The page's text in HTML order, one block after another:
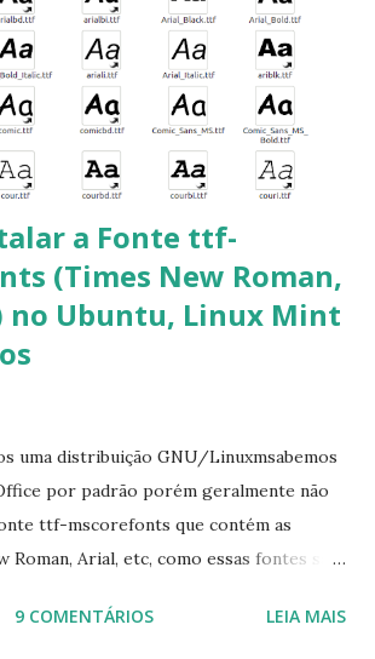
agora abra o LibreOffice e veja se as
Roman, Arial estão instaladas. Caso
ou precisa reinstalar, execute: $ sudo
ttf-mscorefonts-installer
a Fonte ttf-
(Times New Roman,
no Ubuntu, Linux Mint
uma distribuição GNU/Linuxmsabemos
por padrão porém geralmente não
ttf-mscorefonts que contém as
Roman, Arial, etc, como essas fontes são
de Normas Técnicas (ABNT), exige
9 COMENTÁRIOS LEIA MAIS